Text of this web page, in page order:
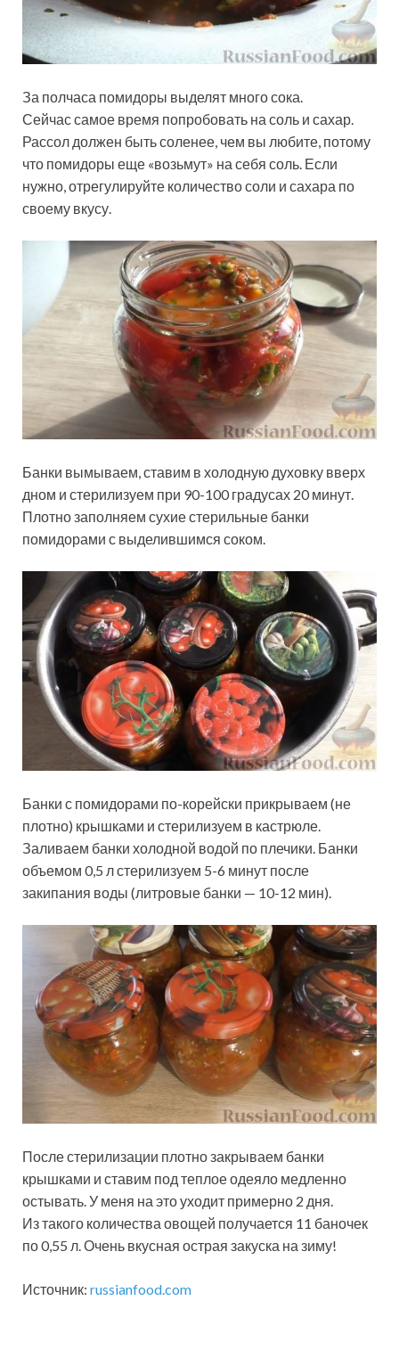
За полчаса помидоры выделят много сока.
Сейчас самое время попробовать на соль и сахар.
Рассол должен быть соленее, чем вы любите, потому
что помидоры еще «возьмут» на себя соль. Если
нужно, отрегулируйте количество соли и сахара по
своему вкусу.
Банки вымываем, ставим в холодную духовку вверх
дном и стерилизуем при 90-100 градусах 20 минут.
Плотно заполняем сухие стерильные банки
помидорами с выделившимся соком.
Банки с помидорами по-корейски прикрываем (не
плотно) крышками и стерилизуем в кастрюле.
Заливаем банки холодной водой по плечики. Банки
объемом 0,5 л стерилизуем 5-6 минут после
закипания воды (литровые банки — 10-12 мин).
После стерилизации плотно закрываем банки
крышками и ставим под теплое одеяло медленно
остывать. У меня на это уходит примерно 2 дня.
Из такого количества овощей получается 11 баночек
по 0,55 л. Очень вкусная острая закуска на зиму!
Источник: russianfood.com